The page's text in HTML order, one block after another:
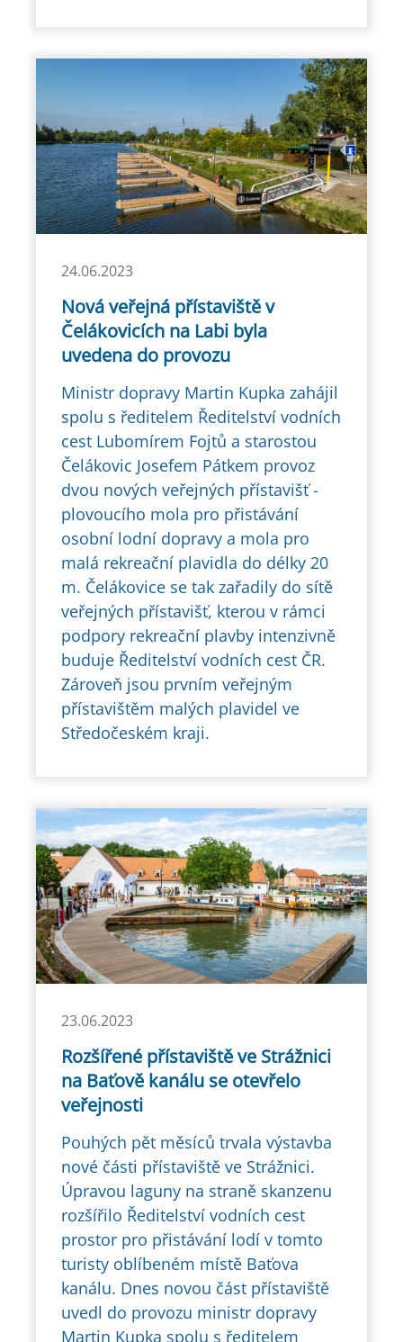
24.06.2023
Nová veřejná přístaviště v
Čelákovicích na Labi byla
uvedena do provozu
Ministr dopravy Martin Kupka zahájil
spolu s ředitelem Ředitelství vodních
cest Lubomírem Fojtů a starostou
Čelákovic Josefem Pátkem provoz
dvou nových veřejných přístavišť -
plovoucího mola pro přistávání
osobní lodní dopravy a mola pro
malá rekreační plavidla do délky 20
m. Čelákovice se tak zařadily do sítě
veřejných přístavišť, kterou v rámci
podpory rekreační plavby intenzivně
buduje Ředitelství vodních cest ČR.
Zároveň jsou prvním veřejným
přístavištěm malých plavidel ve
Středočeském kraji.
23.06.2023
Rozšířené přístaviště ve Strážnici
na Baťově kanálu se otevřelo
veřejnosti
Pouhých pět měsíců trvala výstavba
nové části přístaviště ve Strážnici.
Úpravou laguny na straně skanzenu
rozšířilo Ředitelství vodních cest
prostor pro přistávání lodí v tomto
turisty oblíbeném místě Baťova
kanálu. Dnes novou část přístaviště
uvedl do provozu ministr dopravy
Martin Kupka spolu s ředitelem